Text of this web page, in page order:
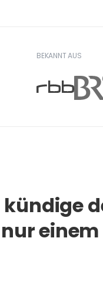
BEKANNT AUS
einem